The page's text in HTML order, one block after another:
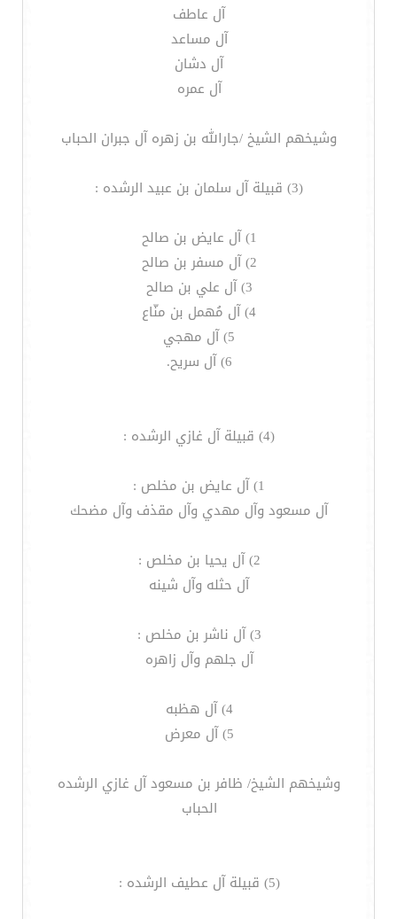
آل عاطف
آل مساعد
آل دشان
آل عمره
وشيخهم الشيخ /جارالله بن زهره آل جبران الحباب
(3) قبيلة آل سلمان بن عبيد الرشده :
1) آل عايض بن صالح
2) آل مسفر بن صالح
3) آل علي بن صالح
4) آل مُهمل بن منّاع
5) آل مهجي
6) آل سريح.
(4) قبيلة آل غازي الرشده :
1) آل عايض بن مخلص :
آل مسعود وآل مهدي وآل مقذف وآل مضحك
2) آل يحيا بن مخلص :
آل حثله وآل شينه
3) آل ناشر بن مخلص :
آل جلهم وآل زاهره
4) آل هظبه
5) آل معرض
وشيخهم الشيخ/ ظافر بن مسعود آل غازي الرشده
الحباب
(5) قبيلة آل عطيف الرشده :